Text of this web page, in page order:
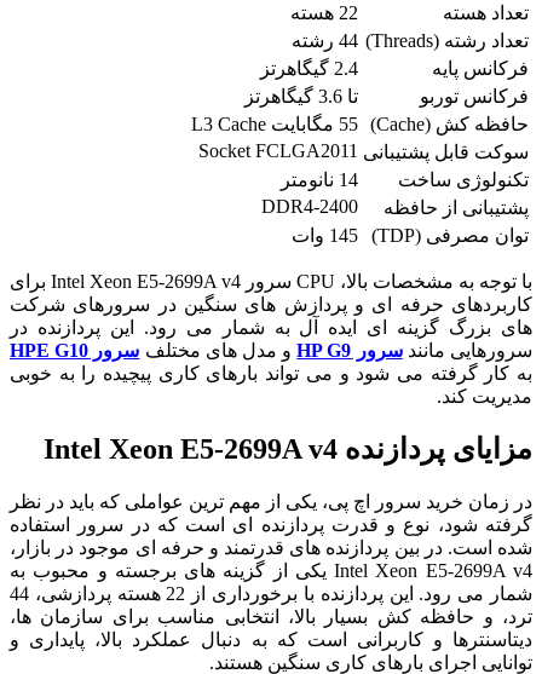
تعداد هسته
22 هسته
تعداد رشته (Threads)
44 رشته
فرکانس پایه
2.4 گیگاهرتز
فرکانس توربو
تا 3.6 گیگاهرتز
حافظه کش (Cache)
55 مگابایت L3 Cache
سوکت قابل پشتیبانی Socket FCLGA2011
تکنولوژی ساخت
14 نانومتر
پشتیبانی از حافظه
DDR4-2400
توان مصرفی (TDP)
145 وات
با توجه به مشخصات بالا، CPU سرور Intel Xeon E5-2699A v4 برای
کاربردهای حرفه ای و پردازش های سنگین در سرورهای شرکت
های بزرگ گزینه ای ایده آل به شمار می رود. این پردازنده در
سرورهایی مانندسرور HP G9 و مدل های مختلف سرور HPE G10
به کار گرفته می شود و می تواند بارهای کاری پیچیده را به خوبی
مدیریت کند.
مزایای پردازنده Intel Xeon E5-2699A v4
در زمان خرید سرور اچ پی، یکی از مهم ترین عواملی که باید در نظر
گرفته شود، نوع و قدرت پردازنده ای است که در سرور استفاده
شده است. در بین پردازنده های قدرتمند و حرفه ای موجود در بازار،
Intel Xeon E5-2699A v4 یکی از گزینه های برجسته و محبوب به
شمار می رود. این پردازنده با برخورداری از 22 هسته پردازشی، 44
ترد، و حافظه کش بسیار بالا، انتخابی مناسب برای سازمان ها،
دیتاسنترها و کاربرانی است که به دنبال عملکرد بالا، پایداری و
توانایی اجرای بارهای کاری سنگین هستند.